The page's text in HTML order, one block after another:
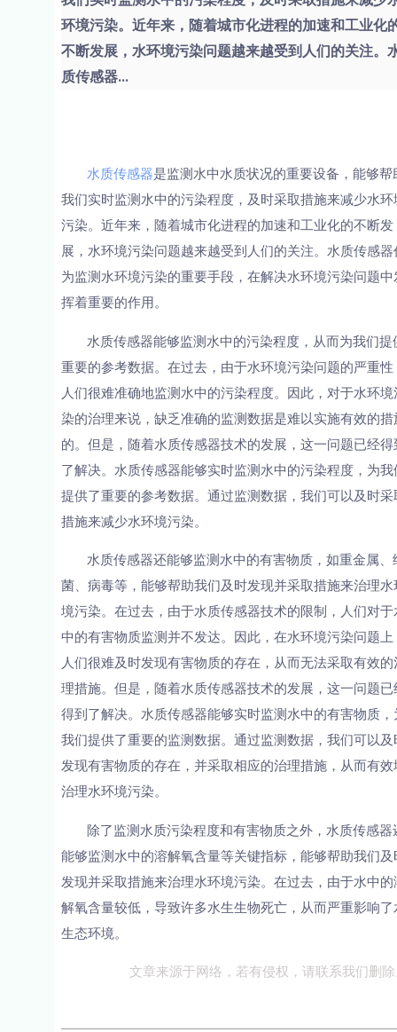
环境污染。近年来，随着城市化进程的加速和工业化
不断发展，水环境污染问题越来越受到人们的关注。
质传感器...
水质传感器是监测水中水质状况的重要设备，能够帮
我们实时监测水中的污染程度，及时采取措施来减少水环
污染。近年来，随着城市化进程的加速和工业化的不断发
展，水环境污染问题越来越受到人们的关注。水质传感器
为监测水环境污染的重要手段，在解决水环境污染问题中
挥着重要的作用。
水质传感器能够监测水中的污染程度，从而为我们提
重要的参考数据。在过去，由于水环境污染问题的严重性
人们很难准确地监测水中的污染程度。因此，对于水环境
染的治理来说，缺乏准确的监测数据是难以实施有效的措
的。但是，随着水质传感器技术的发展，这一问题已经得
了解决。水质传感器能够实时监测水中的污染程度，为我
提供了重要的参考数据。通过监测数据，我们可以及时采
措施来减少水环境污染。
水质传感器还能够监测水中的有害物质，如重金属、
菌、病毒等，能够帮助我们及时发现并采取措施来治理水
境污染。在过去，由于水质传感器技术的限制，人们对于
中的有害物质监测并不发达。因此，在水环境污染问题上
人们很难及时发现有害物质的存在，从而无法采取有效的
理措施。但是，随着水质传感器技术的发展，这一问题已
得到了解决。水质传感器能够实时监测水中的有害物质，
我们提供了重要的监测数据。通过监测数据，我们可以及
发现有害物质的存在，并采取相应的治理措施，从而有效
治理水环境污染。
除了监测水质污染程度和有害物质之外，水质传感器
能够监测水中的溶解氧含量等关键指标，能够帮助我们及
发现并采取措施来治理水环境污染。在过去，由于水中的
解氧含量较低，导致许多水生生物死亡，从而严重影响了
生态环境。
文章来源于网络，若有侵权，请联系我们删